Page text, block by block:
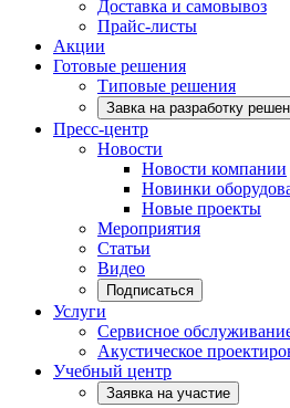
Доставка и самовывоз
Прайс-листы
Акции
Готовые решения
Типовые решения
Завка на разработку
Пресс-центр
Новости
Новости компании
Новинки
Новые проекты
Мероприятия
Статьи
Видео
Подписаться
Услуги
Сервисное
Акустическое
Учебный центр
Заявка на участие